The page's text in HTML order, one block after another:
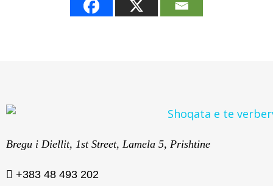
Bregu i Diellit, 1st Street, Lamela 5, Prishtine
+383 48 493 202